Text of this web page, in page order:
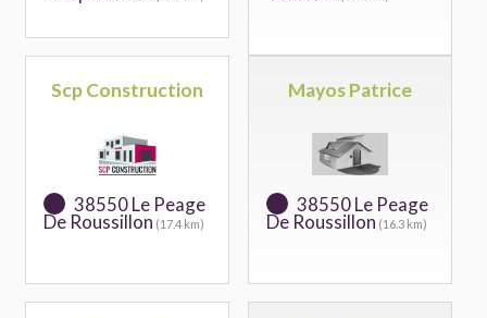
Scp Construction
38550 Le Peage
De Roussillon (17.4 km)
Mayos Patrice
38550 Le Peage
De Roussillon (16.3 km)